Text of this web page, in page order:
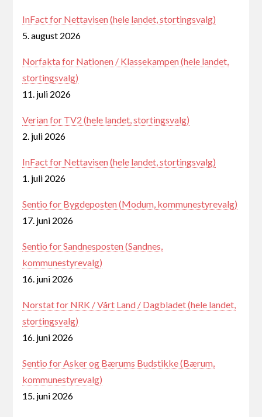
InFact for Nettavisen (hele landet, stortingsvalg)
5. august 2026
Norfakta for Nationen / Klassekampen (hele landet,
stortingsvalg)
11. juli 2026
Verian for TV2 (hele landet, stortingsvalg)
2. juli 2026
InFact for Nettavisen (hele landet, stortingsvalg)
1. juli 2026
Sentio for Bygdeposten (Modum, kommunestyrevalg)
17. juni 2026
Sentio for Sandnesposten (Sandnes,
kommunestyrevalg)
16. juni 2026
Norstat for NRK / Vårt Land / Dagbladet (hele landet,
stortingsvalg)
16. juni 2026
Sentio for Asker og Bærums Budstikke (Bærum,
kommunestyrevalg)
15. juni 2026